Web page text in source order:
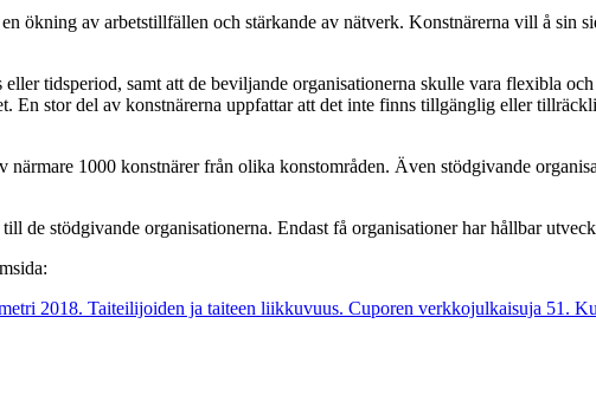
ökning av arbetstillfällen och stärkande av nätverk. Konstnärerna vill å sin
tidsperiod, samt att de beviljande organisationerna skulle vara flexibla
En stor del av konstnärerna uppfattar att det inte finns tillgänglig eller
1000 konstnärer från olika konstområden. Även stödgivande
de stödgivande organisationerna. Endast få organisationer har hållbar
2018. Taiteilijoiden ja taiteen liikkuvuus. Cuporen verkkojulkaisuja 51.